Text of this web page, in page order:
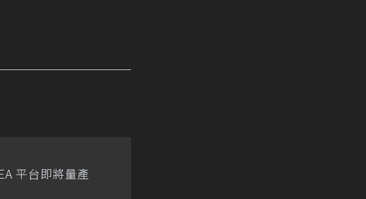
平台即將量產